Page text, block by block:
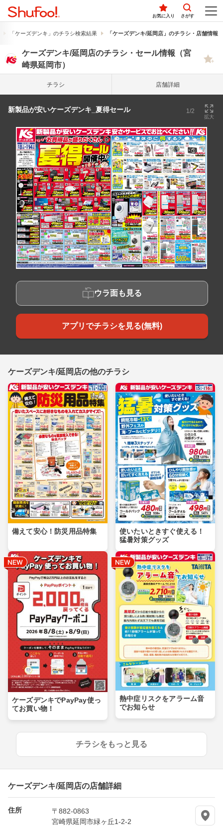
お気に入り さがす
「ケーズデンキ」のチラシ検索結果 「ケーズデンキ/延岡店」のチラシ・店舗情報
ケーズデンキ/延岡店のチラシ・セール情報（宮
崎県延岡市）
チラシ 店舗詳細
新製品が安いケーズデンキ_夏得セール 1/2
拡大
ウラ面も見る
アプリでチラシを見る(無料)
ケーズデンキ/延岡店の他のチラシ
備えて安心！防災用品特集
使いたいときすぐ使える！
猛暑対策グッズ
ケーズデンキでPayPay使っ
てお買い物！
熱中症リスクをアラーム音
でお知らせ
チラシをもっと見る
ケーズデンキ/延岡店の店舗詳細
住所
〒882-0863
宮崎県延岡市緑ヶ丘1-2-2